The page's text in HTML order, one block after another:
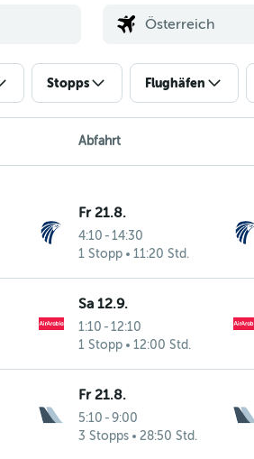
Stopps Flughäfen
Abfahrt
Fr 21.8.
4:10 - 14:30
1 Stopp
11:20 Std.
Sa 12.9.
1:10 - 12:10
1 Stopp
12:00 Std.
Fr 21.8.
5:10 - 9:00
3 Stopps
28:50 Std.